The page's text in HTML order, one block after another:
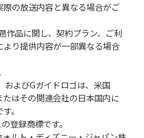
の放送内容と異なる場合がご
作品に関し、契約プラン、ご利
り提供内容が一部異なる場合
およびGガイドロゴは、米国
はその関連会社の日本国内に
。
登録商標です。